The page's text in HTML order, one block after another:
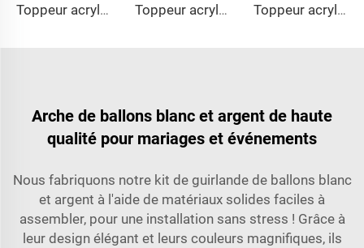
Toppeur acrylique pour gâteau de la Saint-Valentin, décoration de gâteau de fête Joyeuse Saint-Valentin Toppeur acrylique pour gâteau de la Saint-Valentin, décoration de gâteau de fête Joyeuse Saint-Valentin Toppeur acrylique pour gâteau de la Saint-Valentin, décoration de gâteau amour, ornement latéral pour gâteau de la Saint-Valentin
Arche de ballons blanc et argent de haute
qualité pour mariages et événements
Nous fabriquons notre kit de guirlande de ballons blanc
et argent à l'aide de matériaux solides faciles à
assembler, pour une installation sans stress ! Grâce à
leur design élégant et leurs couleurs magnifiques, ils